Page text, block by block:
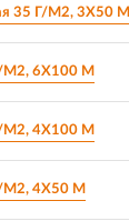
35 Г/М2, 3Х50 М
М2, 6Х100 М
М2, 4Х100 М
М2, 4Х50 М